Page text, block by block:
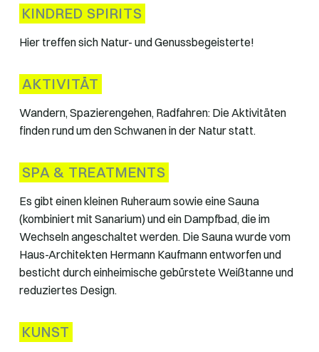
KINDRED SPIRITS
Hier treffen sich Natur- und Genussbegeisterte!
AKTIVITÄT
Wandern, Spazierengehen, Radfahren: Die Aktivitäten
finden rund um den Schwanen in der Natur statt.
SPA & TREATMENTS
Es gibt einen kleinen Ruheraum sowie eine Sauna
(kombiniert mit Sanarium) und ein Dampfbad, die im
Wechseln angeschaltet werden. Die Sauna wurde vom
Haus-Architekten Hermann Kaufmann entworfen und
besticht durch einheimische gebürstete Weißtanne und
reduziertes Design.
KUNST